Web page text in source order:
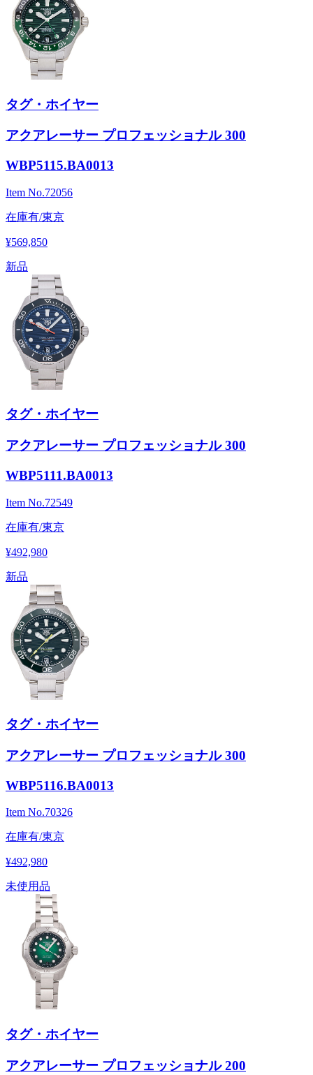
タグ・ホイヤー
アクアレーサー プロフェッショナル 300
WBP5115.BA0013
Item No.72056
在庫有/東京
¥569,850
新品
タグ・ホイヤー
アクアレーサー プロフェッショナル 300
WBP5111.BA0013
Item No.72549
在庫有/東京
¥492,980
新品
タグ・ホイヤー
アクアレーサー プロフェッショナル 300
WBP5116.BA0013
Item No.70326
在庫有/東京
¥492,980
未使用品
タグ・ホイヤー
アクアレーサー プロフェッショナル 200